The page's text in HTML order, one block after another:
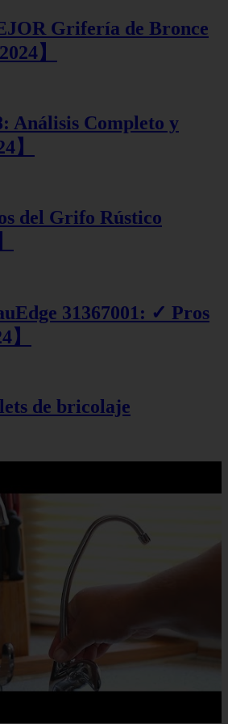
Grifería de Bronce
】
Análisis Completo y
】
del Grifo Rústico
31367001: ✓ Pros
de bricolaje